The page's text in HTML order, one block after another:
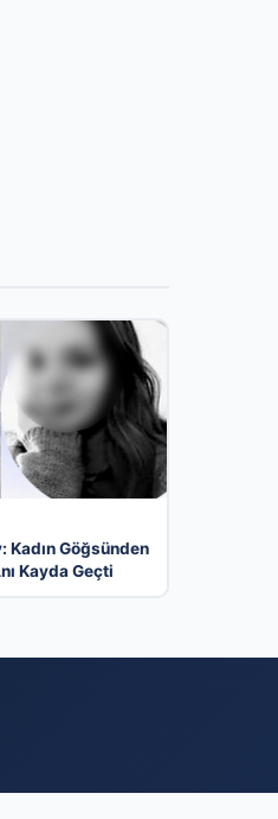
Kadın Göğsünden
Kayda Geçti